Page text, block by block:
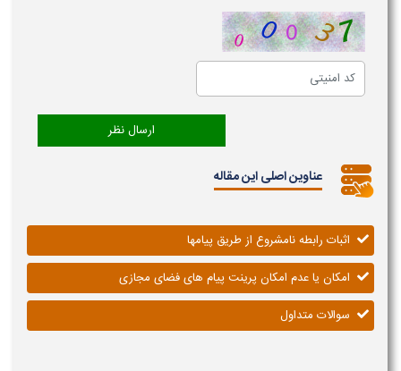
عناوین اصلی این مقاله
اثبات رابطه نامشروع از طریق پیامها
امکان یا عدم امکان پرینت پیام های فضای مجازی
سوالات متداول